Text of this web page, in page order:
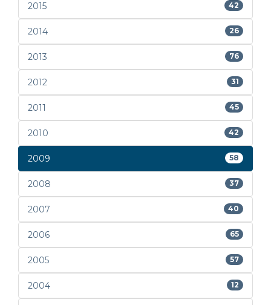
2015 42
2014 26
2013 76
2012 31
2011 45
2010 42
2009 58
2008 37
2007 40
2006 65
2005 57
2004 12